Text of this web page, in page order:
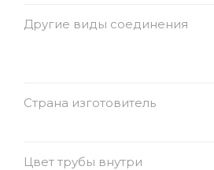
Другие виды соединения
Страна изготовитель
Цвет трубы внутри